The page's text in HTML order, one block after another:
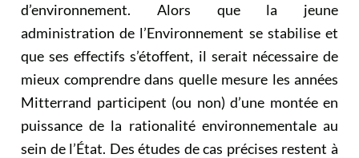
d’environnement. Alors que la jeune
administration de l’Environnement se stabilise et
que ses effectifs s’étoffent, il serait nécessaire de
mieux comprendre dans quelle mesure les années
Mitterrand participent (ou non) d’une montée en
puissance de la rationalité environnementale au
sein de l’État. Des études de cas précises restent à